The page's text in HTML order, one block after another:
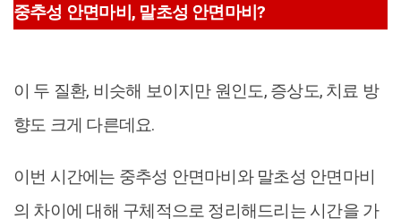
중추성 안면마비, 말초성 안면마비?
이 두 질환, 비슷해 보이지만 원인도, 증상도, 치료 방
향도 크게 다른데요.
이번 시간에는 중추성 안면마비와 말초성 안면마비
의 차이에 대해 구체적으로 정리해드리는 시간을 가